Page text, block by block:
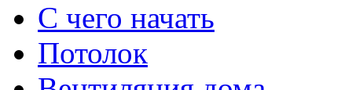
С чего начать
Потолок